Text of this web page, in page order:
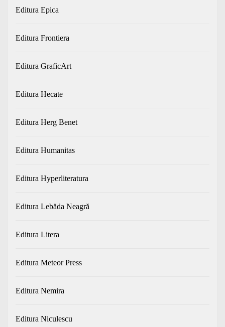
Editura Epica
Editura Frontiera
Editura GraficArt
Editura Hecate
Editura Herg Benet
Editura Humanitas
Editura Hyperliteratura
Editura Lebăda Neagră
Editura Litera
Editura Meteor Press
Editura Nemira
Editura Niculescu